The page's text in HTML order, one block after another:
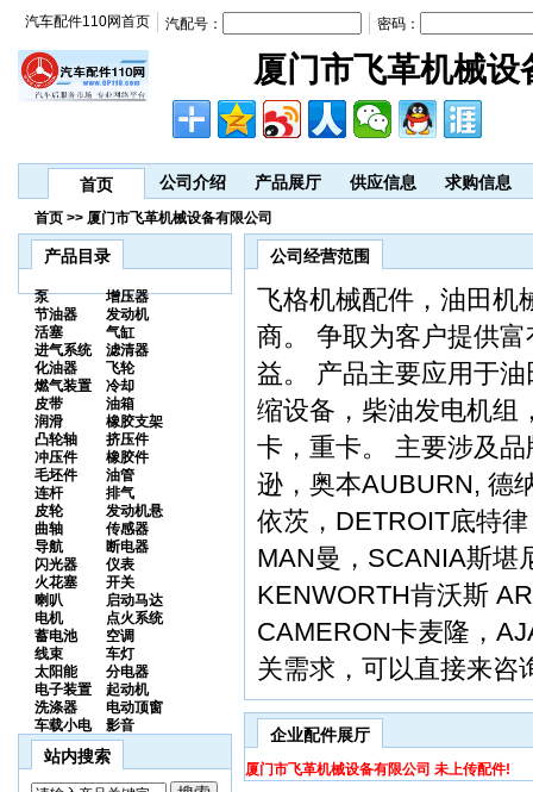
厦门市飞革机械设
汽车配件110网首页 汽配号： 密码：
首页 公司介绍 产品展厅 供应信息 求购信息
首页 >> 厦门市飞革机械设备有限公司
产品目录
泵
增压器
节油器
发动机
活塞
气缸
进气系统
滤清器
化油器
飞轮
燃气装置
冷却
皮带
油箱
润滑
橡胶支架
凸轮轴
挤压件
冲压件
橡胶件
毛坯件
油管
连杆
排气
皮轮
发动机悬
曲轴
传感器
导航
断电器
闪光器
仪表
火花塞
开关
喇叭
启动马达
电机
点火系统
蓄电池
空调
线束
车灯
太阳能
分电器
电子装置
起动机
洗涤器
电动顶窗
车载小电
影音
站内搜索
公司经营范围
飞格机械配件，油田机
商。 争取为客户提供
益。 产品主要应用于
缩设备，柴油发电机组
卡，重卡。 主要涉及
逊，奥本AUBURN, 德
依茨，DETROIT底特
MAN曼，SCANIA斯堪
KENWORTH肯沃斯
CAMERON卡麦隆，
关需求，可以直接来咨
企业配件展厅
厦门市飞革机械设备有限公司 未上传配件!